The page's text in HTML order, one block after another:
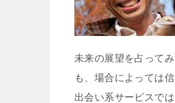
未来の展望を占って
も、場合によっては
出会い系サービスで